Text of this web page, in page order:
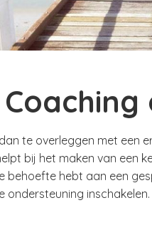
te overleggen met een
bij het maken van een
behoefte hebt aan een
ondersteuning